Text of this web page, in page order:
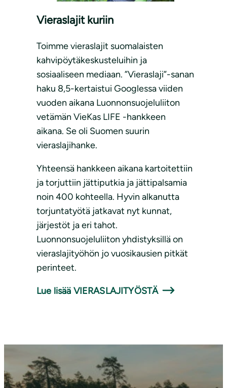
Vieraslajit kuriin
Toimme vieraslajit suomalaisten
kahvipöytäkeskusteluihin ja
sosiaaliseen mediaan. ”Vieraslaji”-sanan
haku 8,5-kertaistui Googlessa viiden
vuoden aikana Luonnonsuojeluliiton
vetämän VieKas LIFE -hankkeen
aikana. Se oli Suomen suurin
vieraslajihanke.
Yhteensä hankkeen aikana kartoitettiin
ja torjuttiin jättiputkia ja jättipalsamia
noin 400 kohteella. Hyvin alkanutta
torjuntatyötä jatkavat nyt kunnat,
järjestöt ja eri tahot.
Luonnonsuojeluliiton yhdistyksillä on
vieraslajityöhön jo vuosikausien pitkät
perinteet.
Lue lisää VIERASLAJITYÖSTÄ